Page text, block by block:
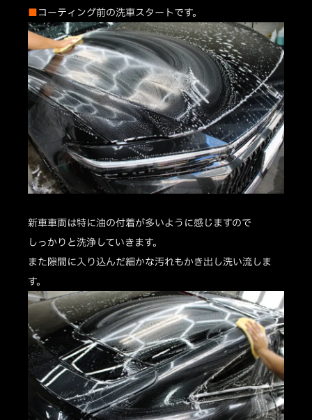
■コーティング前の洗車スタートです。
新車車両は特に油の付着が多いように感じますので
しっかりと洗浄していきます。
また隙間に入り込んだ細かな汚れもかき出し洗い流しま
す。